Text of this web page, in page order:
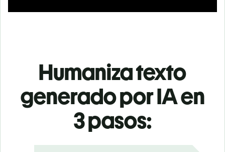
Humaniza texto
generado por IA en
3 pasos: